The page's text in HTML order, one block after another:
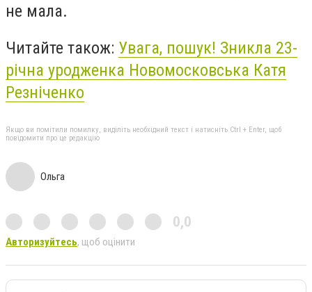
не мала.
Читайте також: Увага, пошук! Зникла 23-
річна уродженка Новомосковська Катя
Резніченко
Якщо ви помітили помилку, виділіть необхідний текст і натисніть Ctrl + Enter, щоб
повідомити про це редакцію
Ольга
0,0
Авторизуйтесь, щоб оцінити